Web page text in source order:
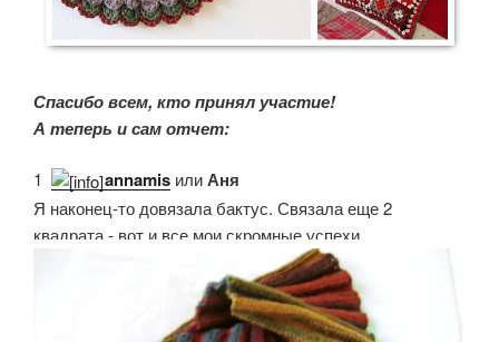
Спасибо всем, кто принял участие!
А теперь и сам отчет:
1. annamis илиАня
Я наконец-то довязала бактус. Связала еще 2
квадрата - вот и все мои скромные успехи.